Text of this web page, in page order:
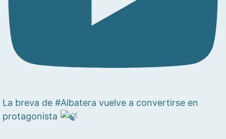
La breva de #Albatera vuelve a convertirse en
protagonista